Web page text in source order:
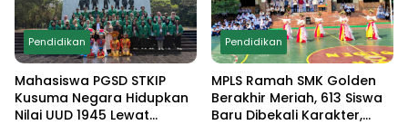
Pendidikan
Mahasiswa PGSD STKIP
Kusuma Negara Hidupkan
Nilai UUD 1945 Lewat
Pendidikan
MPLS Ramah SMK Golden
Berakhir Meriah, 613 Siswa
Baru Dibekali Karakter,